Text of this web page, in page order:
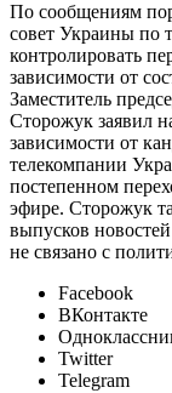
По сообщениям
совет Украины по
контролировать
зависимости от
Заместитель
Сторожук заявил
зависимости от
телекомпании
постепенном
эфире. Сторожук
выпусков
не связано с
Facebook
ВКонтакте
Twitter
Telegram